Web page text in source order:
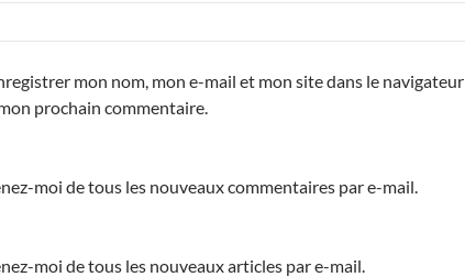
mon nom, mon e-mail et mon site dans le navigateur
prochain commentaire.
moi de tous les nouveaux commentaires par e-mail.
moi de tous les nouveaux articles par e-mail.